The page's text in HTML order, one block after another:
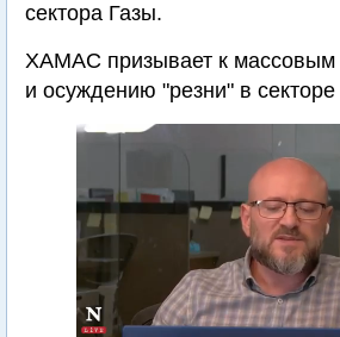
сектора Газы.
ХАМАС призывает к массовым
и осуждению "резни" в секторе